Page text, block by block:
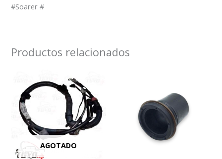
#Soarer #
Productos relacionados
AGOTADO